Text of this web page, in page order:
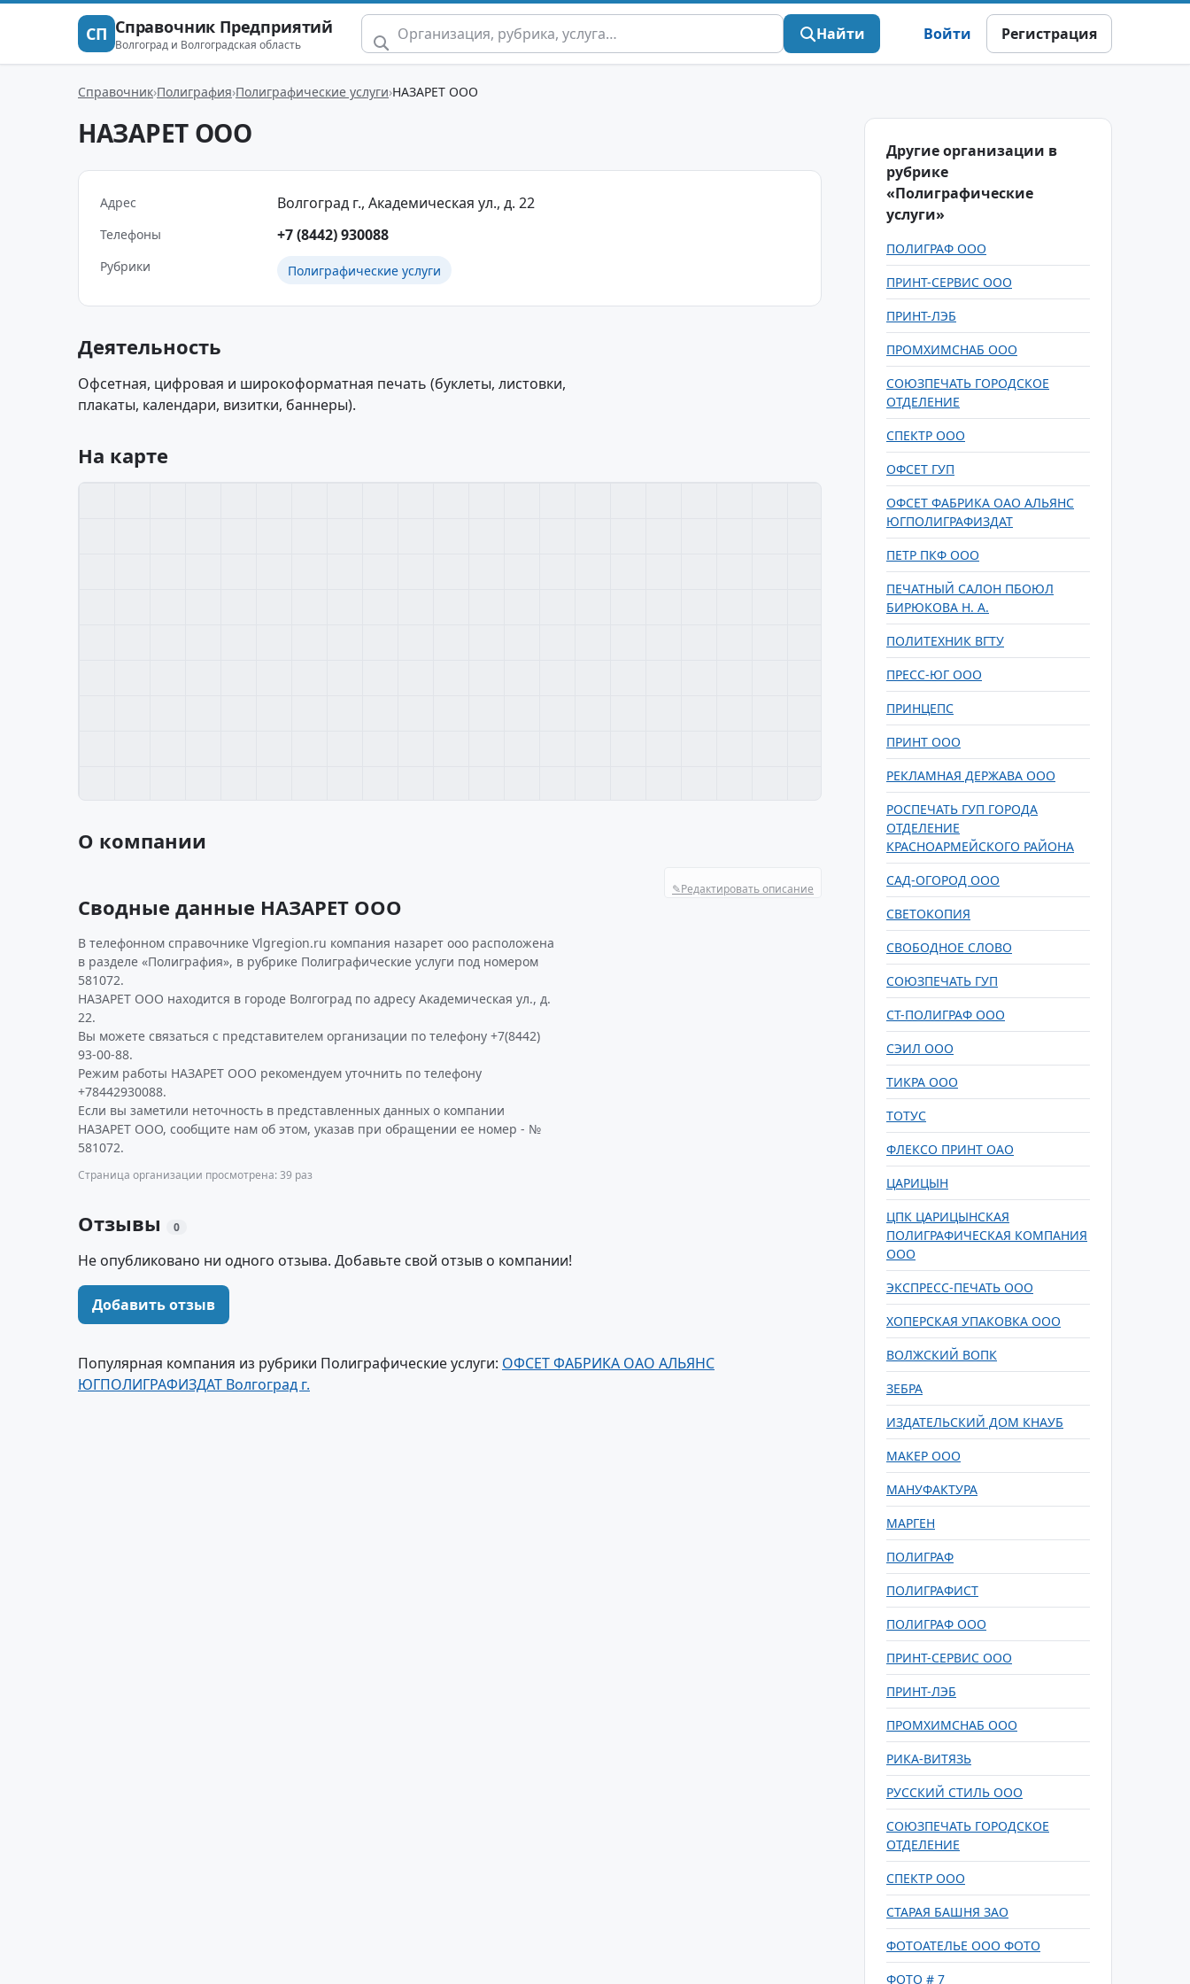
СП Справочник Предприятий
Волгоград и Волгоградская область
Найти Войти Регистрация
Справочник Полиграфия Полиграфические услуги НАЗАРЕТ ООО
НАЗАРЕТ ООО
Адрес Волгоград г., Академическая ул., д. 22
Телефоны +7 (8442) 930088
Рубрики Полиграфические услуги
Деятельность
Офсетная, цифровая и широкоформатная печать (буклеты, листовки,
плакаты, календари, визитки, баннеры).
На карте
О компании
✎Редактировать описание
Сводные данные НАЗАРЕТ ООО
В телефонном справочнике Vlgregion.ru компания назарет ооо расположена
в разделе «Полиграфия», в рубрике Полиграфические услуги под номером
581072.
НАЗАРЕТ ООО находится в городе Волгоград по адресу Академическая ул., д.
22.
Вы можете связаться с представителем организации по телефону +7(8442)
93-00-88.
Режим работы НАЗАРЕТ ООО рекомендуем уточнить по телефону
+78442930088.
Если вы заметили неточность в представленных данных о компании
НАЗАРЕТ ООО, сообщите нам об этом, указав при обращении ее номер - №
581072.
Страница организации просмотрена: 39 раз
Отзывы 0
Не опубликовано ни одного отзыва. Добавьте свой отзыв о компании!
Добавить отзыв
Популярная компания из рубрики Полиграфические услуги: ОФСЕТ ФАБРИКА ОАО АЛЬЯНС
ЮГПОЛИГРАФИЗДАТ Волгоград г.
Другие организации в
рубрике
«Полиграфические
услуги»
ПОЛИГРАФ ООО
ПРИНТ-СЕРВИС ООО
ПРИНТ-ЛЭБ
ПРОМХИМСНАБ ООО
СОЮЗПЕЧАТЬ ГОРОДСКОЕ
ОТДЕЛЕНИЕ
СПЕКТР ООО
ОФСЕТ ГУП
ОФСЕТ ФАБРИКА ОАО АЛЬЯНС
ЮГПОЛИГРАФИЗДАТ
ПЕТР ПКФ ООО
ПЕЧАТНЫЙ САЛОН ПБОЮЛ
БИРЮКОВА Н. А.
ПОЛИТЕХНИК ВГТУ
ПРЕСС-ЮГ ООО
ПРИНЦЕПС
ПРИНТ ООО
РЕКЛАМНАЯ ДЕРЖАВА ООО
РОСПЕЧАТЬ ГУП ГОРОДА
ОТДЕЛЕНИЕ
КРАСНОАРМЕЙСКОГО РАЙОНА
САД-ОГОРОД ООО
СВЕТОКОПИЯ
СВОБОДНОЕ СЛОВО
СОЮЗПЕЧАТЬ ГУП
СТ-ПОЛИГРАФ ООО
СЭИЛ ООО
ТИКРА ООО
ТОТУС
ФЛЕКСО ПРИНТ ОАО
ЦАРИЦЫН
ЦПК ЦАРИЦЫНСКАЯ
ПОЛИГРАФИЧЕСКАЯ КОМПАНИЯ
ООО
ЭКСПРЕСС-ПЕЧАТЬ ООО
ХОПЕРСКАЯ УПАКОВКА ООО
ВОЛЖСКИЙ ВОПК
ЗЕБРА
ИЗДАТЕЛЬСКИЙ ДОМ КНАУБ
МАКЕР ООО
МАНУФАКТУРА
МАРГЕН
ПОЛИГРАФ
ПОЛИГРАФИСТ
ПОЛИГРАФ ООО
ПРИНТ-СЕРВИС ООО
ПРИНТ-ЛЭБ
ПРОМХИМСНАБ ООО
РИКА-ВИТЯЗЬ
РУССКИЙ СТИЛЬ ООО
СОЮЗПЕЧАТЬ ГОРОДСКОЕ
ОТДЕЛЕНИЕ
СПЕКТР ООО
СТАРАЯ БАШНЯ ЗАО
ФОТОАТЕЛЬЕ ООО ФОТО
ФОТО # 7